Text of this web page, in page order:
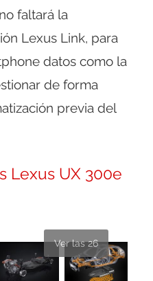
faltará la
Lexus Link, para
datos como la
de forma
previa del
Lexus UX 300e
Ver las 26